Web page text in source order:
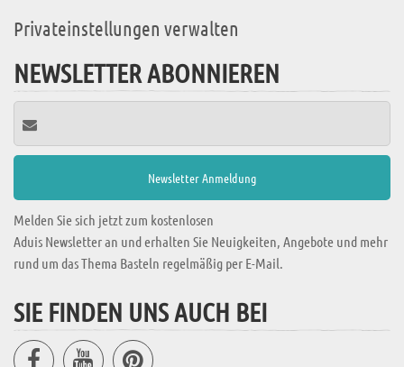
Privateinstellungen verwalten
NEWSLETTER ABONNIEREN
Melden Sie sich jetzt zum kostenlosen
Aduis Newsletter an und erhalten Sie Neuigkeiten, Angebote und mehr
rund um das Thema Basteln regelmäßig per E-Mail.
SIE FINDEN UNS AUCH BEI